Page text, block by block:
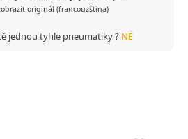
originál (francouzština)
jednou tyhle pneumatiky ? NE